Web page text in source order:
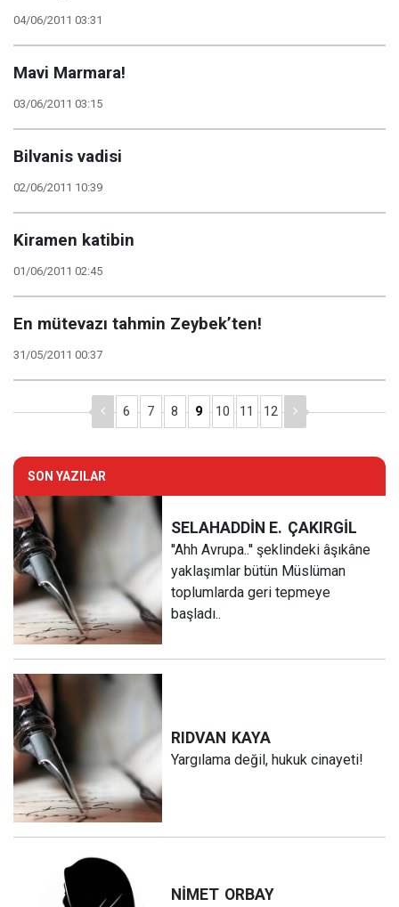
04/06/2011 03:31
Mavi Marmara!
03/06/2011 03:15
Bilvanis vadisi
02/06/2011 10:39
Kiramen katibin
01/06/2011 02:45
En mütevazı tahmin Zeybek’ten!
31/05/2011 00:37
6 7 8 9 10 11 12
SON YAZILAR
SELAHADDİN E. ÇAKIRGİL
''Ahh Avrupa..'' şeklindeki âşıkâne
yaklaşımlar bütün Müslüman
toplumlarda geri tepmeye
başladı..
RIDVAN KAYA
Yargılama değil, hukuk cinayeti!
NİMET ORBAY